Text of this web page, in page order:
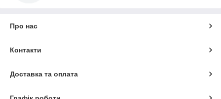
Про нас
Контакти
Доставка та оплата